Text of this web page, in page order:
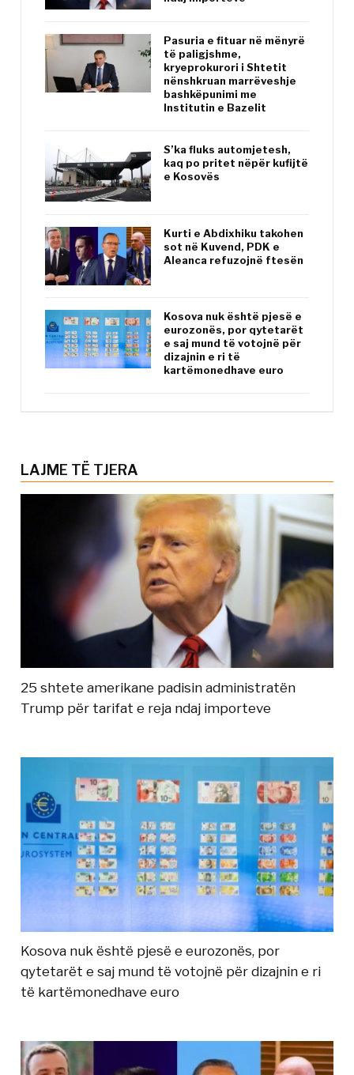
Pasuria e fituar në mënyrë
të paligjshme,
kryeprokurori i Shtetit
nënshkruan marrëveshje
bashkëpunimi me
Institutin e Bazelit
S’ka fluks automjetesh,
kaq po pritet nëpër kufijtë
e Kosovës
Kurti e Abdixhiku takohen
sot në Kuvend, PDK e
Aleanca refuzojnë ftesën
Kosova nuk është pjesë e
eurozonës, por qytetarët
e saj mund të votojnë për
dizajnin e ri të
kartëmonedhave euro
LAJME TË TJERA
25 shtete amerikane padisin administratën
Trump për tarifat e reja ndaj importeve
Kosova nuk është pjesë e eurozonës, por
qytetarët e saj mund të votojnë për dizajnin e ri
të kartëmonedhave euro